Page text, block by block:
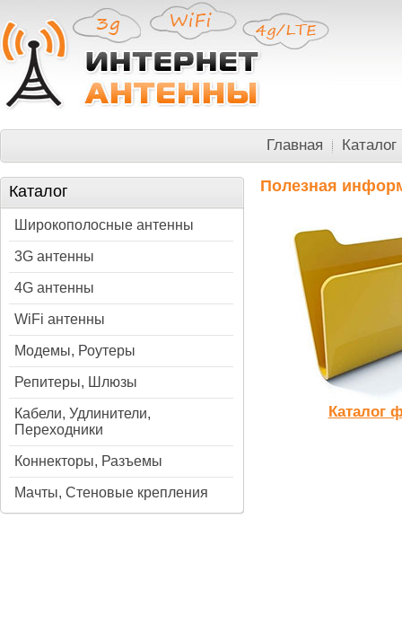
Главная Каталог
Каталог
Широкополосные антенны
3G антенны
4G антенны
WiFi антенны
Модемы, Роутеры
Репитеры, Шлюзы
Кабели, Удлинители,
Переходники
Коннекторы, Разъемы
Мачты, Стеновые крепления
Полезная
Каталог